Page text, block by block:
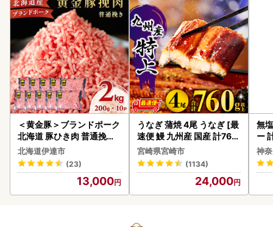
＜黄金豚＞ブランドポーク
北海道 豚ひき肉 普通挽き
200g 10パック 計2kg
北海道伊達市
(23)
13,000
うなぎ 蒲焼 4尾 うなぎ [最
速便 鰻 九州産 国産 計760
g以上]
宮崎県宮崎市
(1134)
24,000
無
ー
】
神